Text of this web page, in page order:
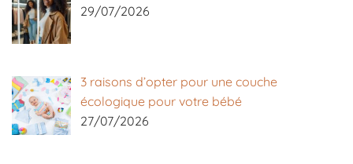
29/07/2026
3 raisons d’opter pour une couche
écologique pour votre bébé
27/07/2026